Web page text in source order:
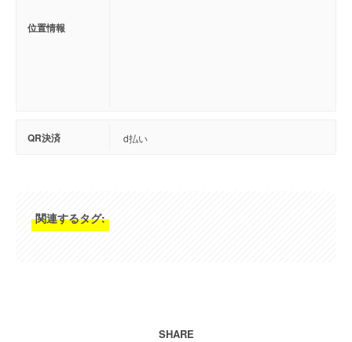
位置情報
QR決済 d払い
関連するタグ:
SHARE